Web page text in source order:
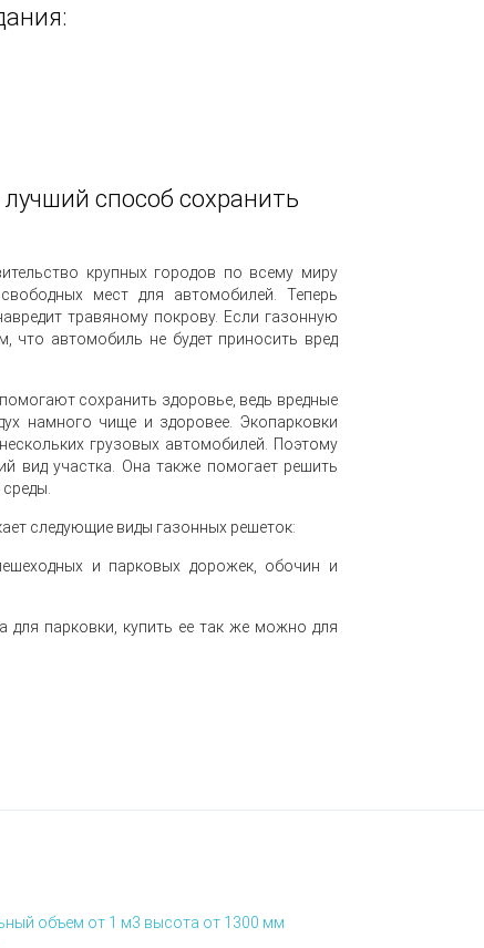
способ сохранить
крупных городов по всему миру
мест для автомобилей. Теперь
травяному покрову. Если газонную
что автомобиль не будет приносить вред
сохранить здоровье, ведь вредные
намного чище и здоровее. Экопарковки
грузовых автомобилей. Поэтому
вид участка. Она также помогает решить
следующие виды газонных решеток:
и парковых дорожек, обочин и
для парковки, купить ее так же можно для
объем от 1 м3 высота от 1300 мм